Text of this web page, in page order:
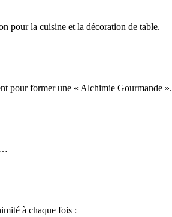
pour la cuisine et la décoration de table.
pour former une « Alchimie Gourmande ».
à chaque fois :